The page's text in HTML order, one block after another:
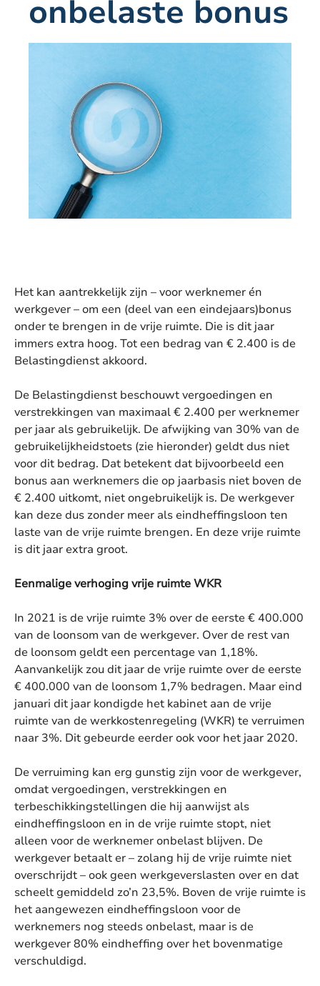
onbelaste bonus
Het kan aantrekkelijk zijn – voor werknemer én
werkgever – om een (deel van een eindejaars)bonus
onder te brengen in de vrije ruimte. Die is dit jaar
immers extra hoog. Tot een bedrag van € 2.400 is de
Belastingdienst akkoord.
De Belastingdienst beschouwt vergoedingen en
verstrekkingen van maximaal € 2.400 per werknemer
per jaar als gebruikelijk. De afwijking van 30% van de
gebruikelijkheidstoets (zie hieronder) geldt dus niet
voor dit bedrag. Dat betekent dat bijvoorbeeld een
bonus aan werknemers die op jaarbasis niet boven de
€ 2.400 uitkomt, niet ongebruikelijk is. De werkgever
kan deze dus zonder meer als eindheffingsloon ten
laste van de vrije ruimte brengen. En deze vrije ruimte
is dit jaar extra groot.
Eenmalige verhoging vrije ruimte WKR
In 2021 is de vrije ruimte 3% over de eerste € 400.000
van de loonsom van de werkgever. Over de rest van
de loonsom geldt een percentage van 1,18%.
Aanvankelijk zou dit jaar de vrije ruimte over de eerste
€ 400.000 van de loonsom 1,7% bedragen. Maar eind
januari dit jaar kondigde het kabinet aan de vrije
ruimte van de werkkostenregeling (WKR) te verruimen
naar 3%. Dit gebeurde eerder ook voor het jaar 2020.
De verruiming kan erg gunstig zijn voor de werkgever,
omdat vergoedingen, verstrekkingen en
terbeschikkingstellingen die hij aanwijst als
eindheffingsloon en in de vrije ruimte stopt, niet
alleen voor de werknemer onbelast blijven. De
werkgever betaalt er – zolang hij de vrije ruimte niet
overschrijdt – ook geen werkgeverslasten over en dat
scheelt gemiddeld zo’n 23,5%. Boven de vrije ruimte is
het aangewezen eindheffingsloon voor de
werknemers nog steeds onbelast, maar is de
werkgever 80% eindheffing over het bovenmatige
verschuldigd.